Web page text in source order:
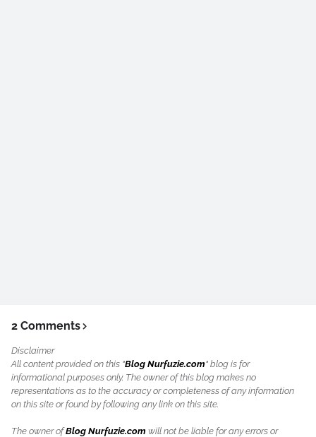
2 Comments
Disclaimer
All content provided on this "Blog Nurfuzie.com" blog is for
informational purposes only. The owner of this blog makes no
representations as to the accuracy or completeness of any information
on this site or found by following any link on this site.
The owner ofBlog Nurfuzie.com will not be liable for any errors or